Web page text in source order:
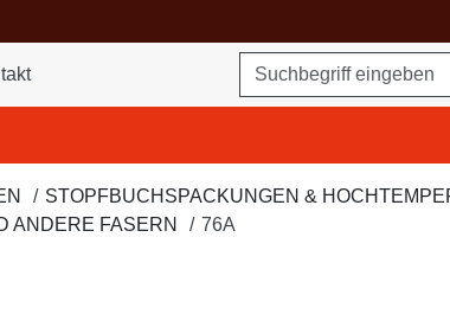
umschalten
Suchbegriff
STOPFBUCHSPACKUNGEN &
ANDERE FASERN
76A